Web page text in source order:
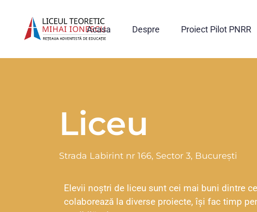
Acasa Despre Proiect Pilot PNRR
Liceu
Strada Labirint nr 166, Sector 3, București
Elevii noștri de liceu sunt cei mai buni dintre
colaborează la diverse proiecte, își fac timp